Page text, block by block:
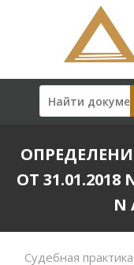
ОТ 31.01.2018
N
Судебная практика